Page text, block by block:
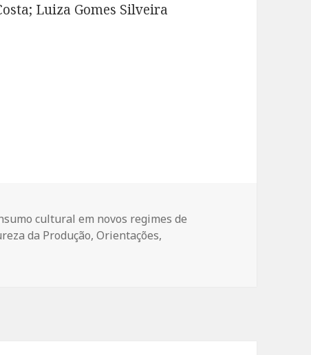
Luiza Gomes Silveira
cultural em novos regimes de
da Produção,Orientações,